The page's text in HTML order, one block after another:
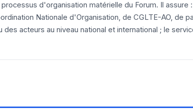
d'organisation matérielle du Forum. Il assure
Nationale d'Organisation, de CGLTE-AO, de
acteurs au niveau national et international ; le